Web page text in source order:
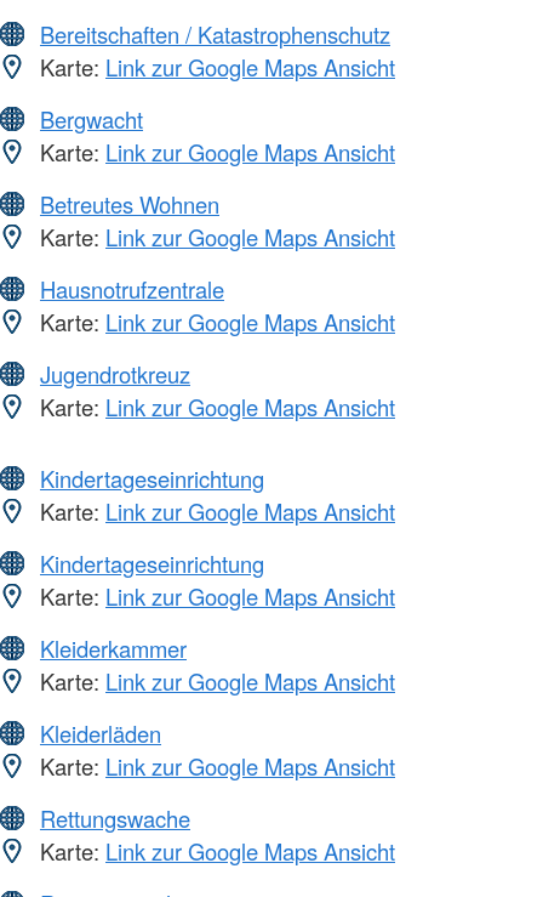
Bereitschaften / Katastrophenschutz
Karte: Link zur Google Maps Ansicht
Bergwacht
Karte: Link zur Google Maps Ansicht
Betreutes Wohnen
Karte: Link zur Google Maps Ansicht
Hausnotrufzentrale
Karte: Link zur Google Maps Ansicht
Jugendrotkreuz
Karte: Link zur Google Maps Ansicht
Kindertageseinrichtung
Karte: Link zur Google Maps Ansicht
Kindertageseinrichtung
Karte: Link zur Google Maps Ansicht
Kleiderkammer
Karte: Link zur Google Maps Ansicht
Kleiderläden
Karte: Link zur Google Maps Ansicht
Rettungswache
Karte: Link zur Google Maps Ansicht